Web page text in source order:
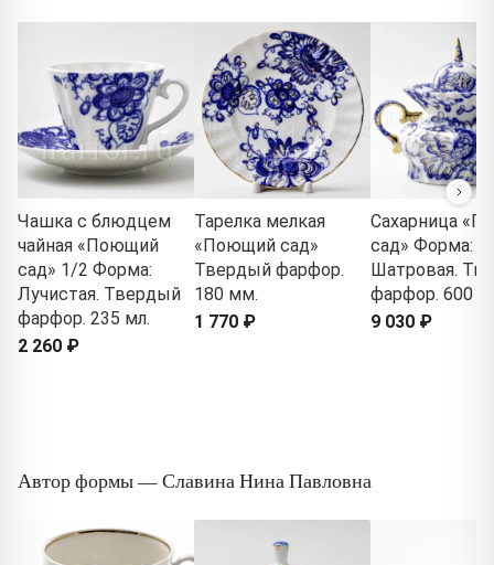
Чашка с блюдцем
чайная «Поющий
сад» 1/2 Форма:
Лучистая. Твердый
фарфор. 235 мл.
2 260 ₽
Тарелка мелкая
«Поющий сад»
Твердый фарфор.
180 мм.
1 770 ₽
Сахарница
сад» Форма:
Шатровая.
фарфор. 600
9 030 ₽
Автор формы — Славина Нина Павловна